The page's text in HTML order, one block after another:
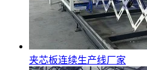
夹芯板连续生产线厂家